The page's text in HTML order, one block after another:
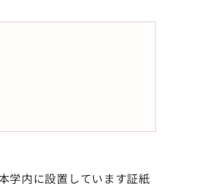
学内に設置しています証紙